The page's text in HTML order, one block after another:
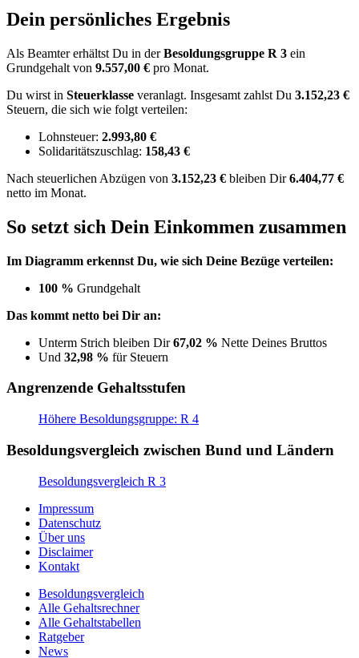
Dein persönliches Ergebnis
Als Beamter erhältst Du in derBesoldungsgruppe R 3 ein
Grundgehalt von 9.557,00 € pro Monat.
Du wirst in Steuerklasse veranlagt. Insgesamt zahlst Du 3.152,23 €
Steuern, die sich wie folgt verteilen:
Lohnsteuer: 2.993,80 €
Solidaritätszuschlag: 158,43 €
Nach steuerlichen Abzügen von 3.152,23 € bleiben Dir6.404,77 €
netto im Monat.
So setzt sich Dein Einkommen zusammen
Im Diagramm erkennst Du, wie sich Deine Bezüge verteilen:
100 % Grundgehalt
Das kommt netto bei Dir an:
Unterm Strich bleiben Dir67,02 % Nette Deines Bruttos
Und 32,98 % für Steuern
Angrenzende Gehaltsstufen
Höhere Besoldungsgruppe: R 4
Besoldungsvergleich zwischen Bund und Ländern
Besoldungsvergleich R 3
Impressum
Datenschutz
Über uns
Disclaimer
Kontakt
Besoldungsvergleich
Alle Gehaltsrechner
Alle Gehaltstabellen
Ratgeber
News